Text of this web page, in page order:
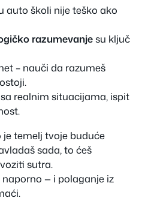
auto školi nije teško ako
razumevanjesu ključ
– nauči da razumeš
realnim situacijama, ispit
temelj tvoje buduće
sada, to ćeš
sutra.
— i polaganje iz